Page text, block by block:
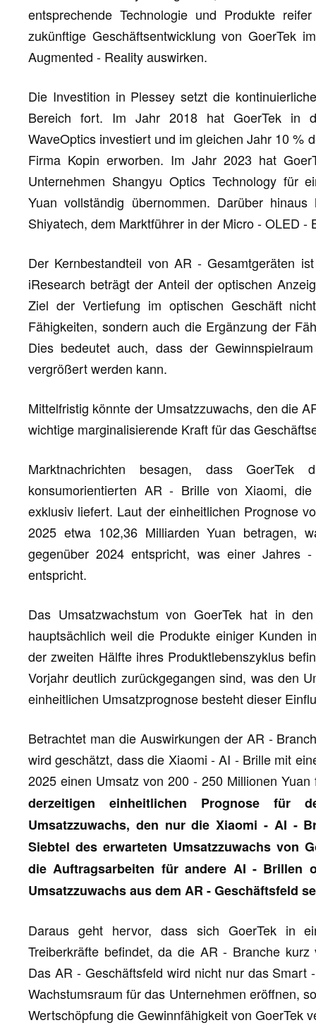
entsprechende Technologie und Produkte
zukünftige Geschäftsentwicklung von
Augmented - Reality auswirken.
Die Investition in Plessey setzt die
Bereich fort. Im Jahr 2018 hat GoerTek in
WaveOptics investiert und im gleichen Jahr 10 %
Firma Kopin erworben. Im Jahr 2023 hat
Unternehmen Shangyu Optics Technology für
Yuan vollständig übernommen. Darüber
Shiyatech, dem Marktführer in der Micro - OLED -
Der Kernbestandteil von AR - Gesamtgeräten
iResearch beträgt der Anteil der optischen
Ziel der Vertiefung im optischen Geschäft
Fähigkeiten, sondern auch die Ergänzung der
Dies bedeutet auch, dass der
vergrößert werden kann.
Mittelfristig könnte der Umsatzzuwachs, den die
wichtige marginalisierende Kraft für das
Marktnachrichten besagen, dass
konsumorientierten AR - Brille von Xiaomi,
exklusiv liefert. Laut der einheitlichen Prognose
2025 etwa 102,36 Milliarden Yuan betragen,
gegenüber 2024 entspricht, was einer
entspricht.
Das Umsatzwachstum von GoerTek hat in
hauptsächlich weil die Produkte einiger Kunden
der zweiten Hälfte ihres Produktlebenszyklus
Vorjahr deutlich zurückgegangen sind, was den
einheitlichen Umsatzprognose besteht dieser
Betrachtet man die Auswirkungen der AR -
wird geschätzt, dass die Xiaomi - AI - Brille mit
2025 einen Umsatz von 200 - 250 Millionen
derzeitigen einheitlichen Prognose für
Umsatzzuwachs, den nur die Xiaomi - AI -
Siebtel des erwarteten Umsatzzuwachs von
die Auftragsarbeiten für andere AI - Brillen
Umsatzzuwachs aus dem AR - Geschäftsfeld
Daraus geht hervor, dass sich GoerTek in
Treiberkräfte befindet, da die AR - Branche
Das AR - Geschäftsfeld wird nicht nur das
Wachstumsraum für das Unternehmen eröffnen,
Wertschöpfung die Gewinnfähigkeit von GoerTek